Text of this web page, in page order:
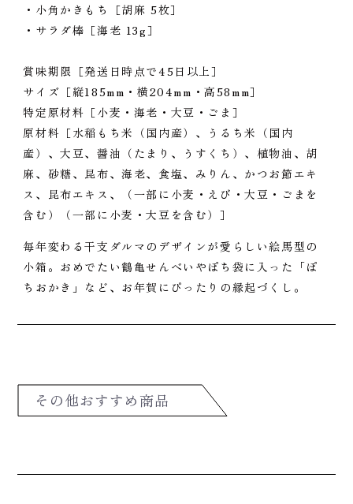
・小角かきもち［胡麻 5枚］
・サラダ棒［海老 13g］
賞味期限［発送日時点で45日以上］
サイズ［縦185mm・横204mm・高58mm］
特定原材料［小麦・海老・大豆・ごま］
原材料［水稲もち米（国内産）、うるち米（国内
産）、大豆、醤油（たまり、うすくち）、植物油、胡
麻、砂糖、昆布、海老、食塩、みりん、かつお節エキ
ス、昆布エキス、（一部に小麦・えび・大豆・ごまを
含む）（一部に小麦・大豆を含む）］
毎年変わる干支ダルマのデザインが愛らしい絵馬型の
小箱。おめでたい鶴亀せんべいやぽち袋に入った「ぽ
ちおかき」など、お年賀にぴったりの縁起づくし。
その他おすすめ商品